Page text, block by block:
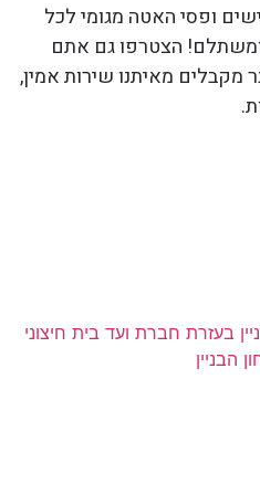
ופסי האטה מגומי לכל
ומשתלם! הצטרפו גם אתם
מאיתנו שירות אמין,
בעזרת חברת ועד בית חיצוני
הבניין